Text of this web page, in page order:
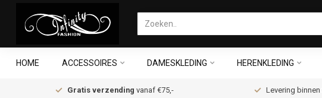
HOME ACCESSOIRES DAMESKLEDING HERENKLEDING
Gratis verzending vanaf €75,- Levering binnen